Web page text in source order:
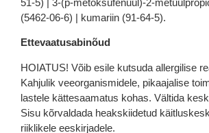
51-5) | 3-(p-metoksüfenüül)-2-
(5462-06-6) | kumariin (91-64-5).
Ettevaatusabinõud
HOIATUS! Võib esile kutsuda allergilise
Kahjulik veeorganismidele, pikaajalise
lastele kättesaamatus kohas. Vältida
Sisu kõrvaldada heakskiidetud
riiklikele eeskirjadele.